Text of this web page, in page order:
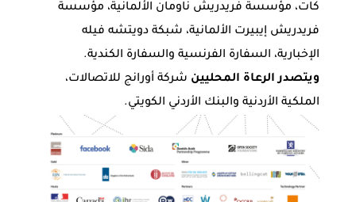
كات، مؤسسة فريدريش ناومان الألمانية، مؤسسة
فريدريش إيبيرت الألمانية، شبكة دويتشه فيله
الإخبارية، السفارة الفرنسية والسفارة الكندية.
ويتصدر الرعاة المحليين شركة أورانج للاتصالات،
الملكية الأردنية والبنك الأردني الكويتي.